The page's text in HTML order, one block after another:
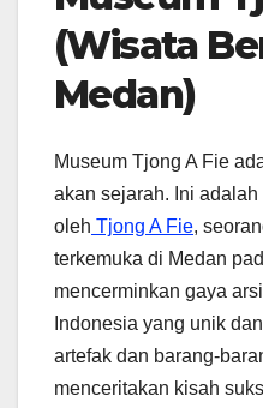
(Wisata
Medan)
Museum Tjong A Fie
akan sejarah. Ini
oleh Tjong A Fie,
terkemuka di Medan
mencerminkan gaya
Indonesia yang unik
artefak dan barang-
menceritakan kisah